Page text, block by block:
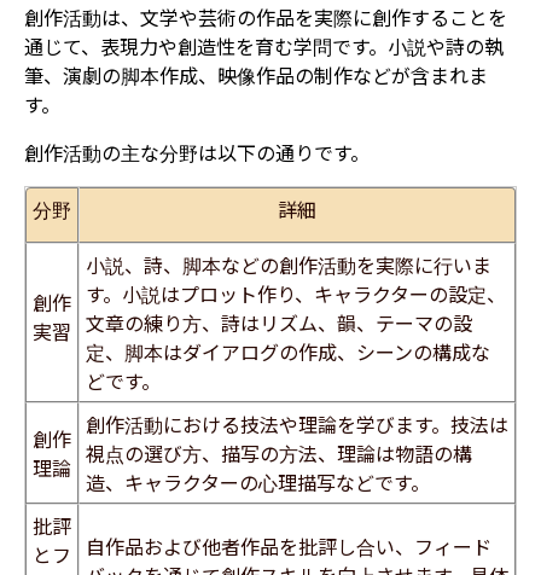
創作活動は、文学や芸術の作品を実際に創作することを
通じて、表現力や創造性を育む学問です。小説や詩の執
筆、演劇の脚本作成、映像作品の制作などが含まれま
す。
創作活動の主な分野は以下の通りです。
分野
詳細
創作
実習
小説、詩、脚本などの創作活動を実際に行いま
す。小説はプロット作り、キャラクターの設定、
文章の練り方、詩はリズム、韻、テーマの設
定、脚本はダイアログの作成、シーンの構成な
どです。
創作
理論
創作活動における技法や理論を学びます。技法は
視点の選び方、描写の方法、理論は物語の構
造、キャラクターの心理描写などです。
批評
とフ
自作品および他者作品を批評し合い、フィード